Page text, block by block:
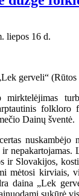
liepos 16 d.
folkloro
Dainų šventė.
nuskambėjo
nepakartojamas.
ir Slovakijos,
mėtosi kirviais,
daina „Lek